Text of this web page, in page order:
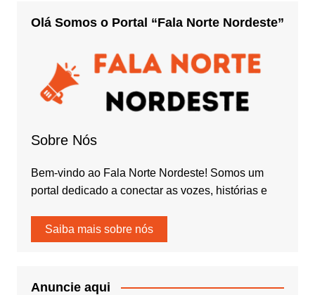
Olá Somos o Portal “Fala Norte Nordeste”
Sobre Nós
Bem-vindo ao Fala Norte Nordeste! Somos um
portal dedicado a conectar as vozes, histórias e
Saiba mais sobre nós
Anuncie aqui